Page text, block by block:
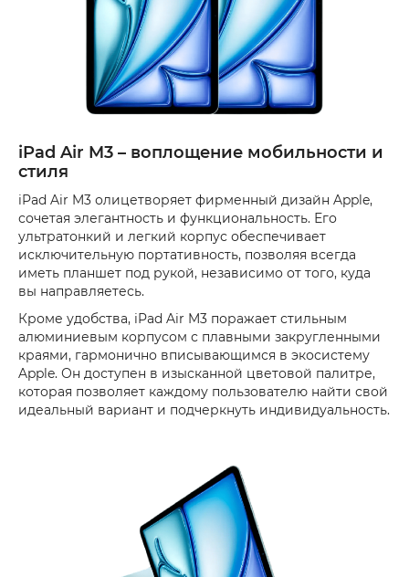
iPad Air M3 – воплощение мобильности и
стиля
iPad Air M3 олицетворяет фирменный дизайн Apple,
сочетая элегантность и функциональность. Его
ультратонкий и легкий корпус обеспечивает
исключительную портативность, позволяя всегда
иметь планшет под рукой, независимо от того, куда
вы направляетесь.
Кроме удобства, iPad Air M3 поражает стильным
алюминиевым корпусом с плавными закругленными
краями, гармонично вписывающимся в экосистему
Apple. Он доступен в изысканной цветовой палитре,
которая позволяет каждому пользователю найти свой
идеальный вариант и подчеркнуть индивидуальность.